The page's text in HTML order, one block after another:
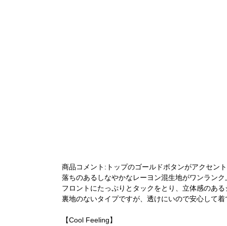
商品コメント:トップのゴールドボタンがアクセン
落ちのあるしなやかなレーヨン混生地がワンラン
フロントにたっぷりとタックをとり、立体感のあ
裏地のないタイプですが、透けにいので安心して
【Cool Feeling】